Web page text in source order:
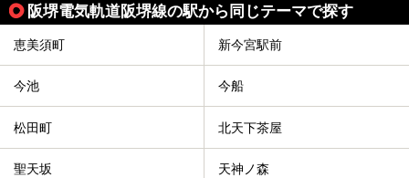
阪堺電気軌道阪堺線の駅から同じテーマで探す
恵美須町 新今宮駅前
今池 今船
松田町 北天下茶屋
聖天坂 天神ノ森